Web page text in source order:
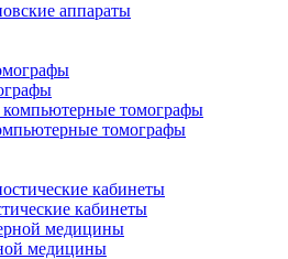
аппараты
томографы
кабинеты
медицины